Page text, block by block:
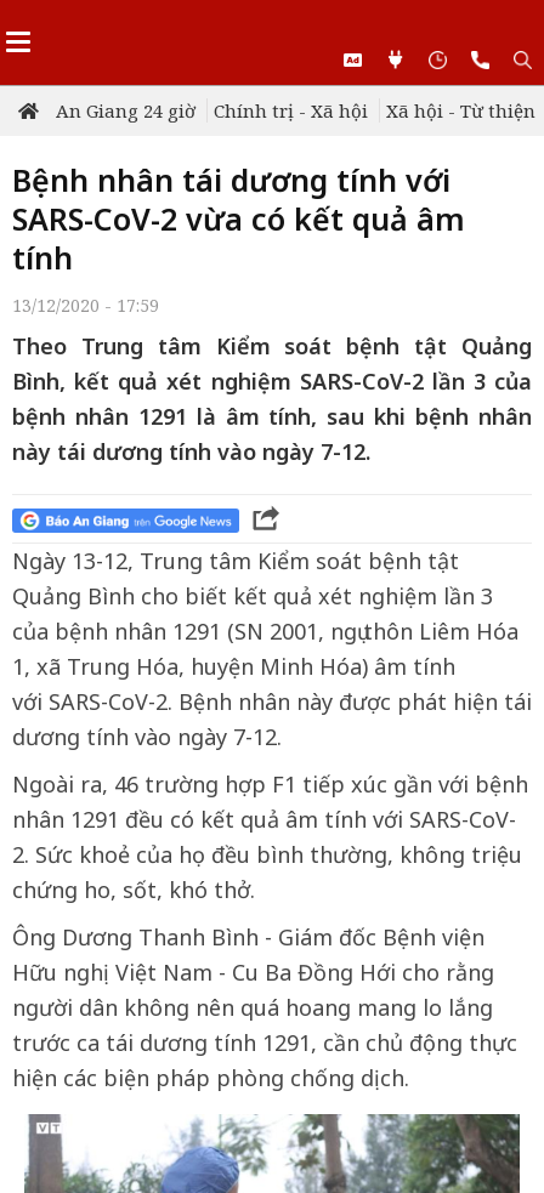
An Giang 24 giờ Chính trị - Xã hội Xã hội - Từ thiện
Bệnh nhân tái dương tính với
SARS-CoV-2 vừa có kết quả âm
tính
13/12/2020 - 17:59
Theo Trung tâm Kiểm soát bệnh tật Quảng
Bình, kết quả xét nghiệm SARS-CoV-2 lần 3 của
bệnh nhân 1291 là âm tính, sau khi bệnh nhân
này tái dương tính vào ngày 7-12.
Ngày 13-12, Trung tâm Kiểm soát bệnh tật
Quảng Bình cho biết kết quả xét nghiệm lần 3
của bệnh nhân 1291 (SN 2001, ngụ thôn Liêm Hóa
1, xã Trung Hóa, huyện Minh Hóa) âm tính
với SARS-CoV-2. Bệnh nhân này được phát hiện tái
dương tính vào ngày 7-12.
Ngoài ra, 46 trường hợp F1 tiếp xúc gần với bệnh
nhân 1291 đều có kết quả âm tính với SARS-CoV-
2. Sức khoẻ của họ đều bình thường, không triệu
chứng ho, sốt, khó thở.
Ông Dương Thanh Bình - Giám đốc Bệnh viện
Hữu nghị Việt Nam - Cu Ba Đồng Hới cho rằng
người dân không nên quá hoang mang lo lắng
trước ca tái dương tính 1291, cần chủ động thực
hiện các biện pháp phòng chống dịch.